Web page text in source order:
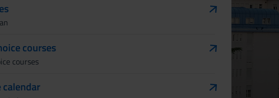
courses
courses
calendar